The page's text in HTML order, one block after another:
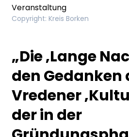
Veranstaltung
Copyright: Kreis Borken
„Die ‚Lange
den Gedanken
Vredener
der in der